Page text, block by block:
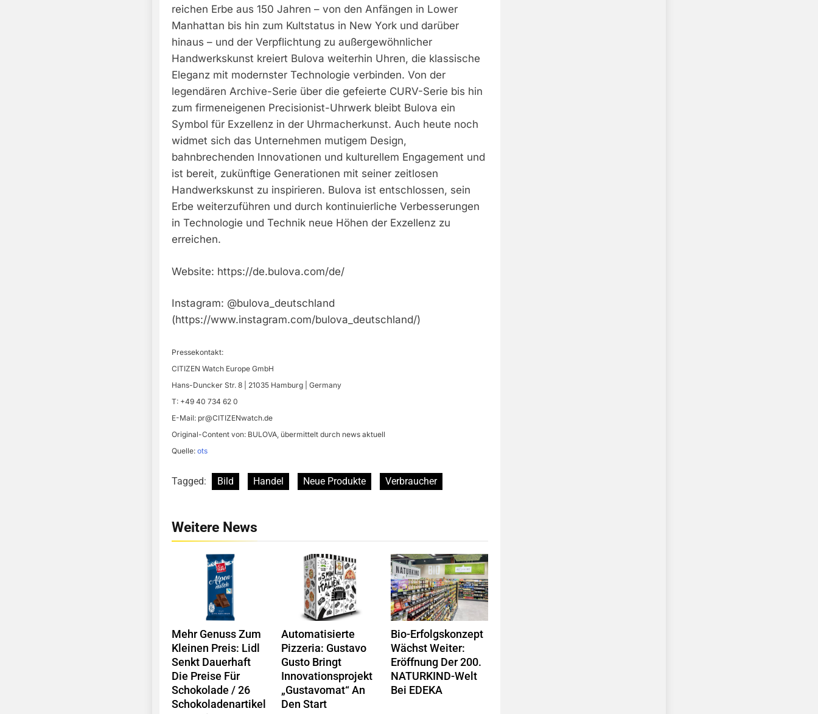
reichen Erbe aus 150 Jahren – von den Anfängen in Lower
Manhattan bis hin zum Kultstatus in New York und darüber
hinaus – und der Verpflichtung zu außergewöhnlicher
Handwerkskunst kreiert Bulova weiterhin Uhren, die klassische
Eleganz mit modernster Technologie verbinden. Von der
legendären Archive-Serie über die gefeierte CURV-Serie bis hin
zum firmeneigenen Precisionist-Uhrwerk bleibt Bulova ein
Symbol für Exzellenz in der Uhrmacherkunst. Auch heute noch
widmet sich das Unternehmen mutigem Design,
bahnbrechenden Innovationen und kulturellem Engagement und
ist bereit, zukünftige Generationen mit seiner zeitlosen
Handwerkskunst zu inspirieren. Bulova ist entschlossen, sein
Erbe weiterzuführen und durch kontinuierliche Verbesserungen
in Technologie und Technik neue Höhen der Exzellenz zu
erreichen.
Website: https://de.bulova.com/de/
Instagram: @bulova_deutschland
(https://www.instagram.com/bulova_deutschland/)
Pressekontakt:
CITIZEN Watch Europe GmbH
Hans-Duncker Str. 8 | 21035 Hamburg | Germany
T: +49 40 734 62 0
E-Mail: pr@CITIZENwatch.de
Original-Content von: BULOVA, übermittelt durch news aktuell
Quelle: ots
Tagged: Bild Handel Neue Produkte Verbraucher
Weitere News
Mehr Genuss Zum
Kleinen Preis: Lidl
Senkt Dauerhaft
Die Preise Für
Schokolade / 26
Schokoladenartikel
Automatisierte
Pizzeria: Gustavo
Gusto Bringt
Innovationsprojekt
„Gustavomat“ An
Den Start
Bio-Erfolgskonzept
Wächst Weiter:
Eröffnung Der 200.
NATURKIND-Welt
Bei EDEKA